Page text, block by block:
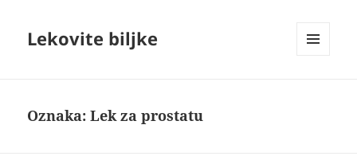
Lekovite biljke
Oznaka:Lek za prostatu